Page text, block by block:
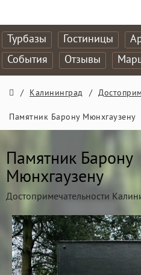
Турбазы Гостиницы
События
Отзывы
/ Калининград /
Памятник Барону Мюнхгаузену
Памятник Барону
Мюнхгаузену
Достопримечательности